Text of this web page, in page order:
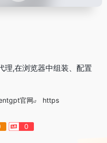
,在浏览器中组装、配置
官网
https
0